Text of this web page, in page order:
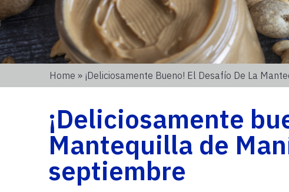
Home » ¡Deliciosamente Bueno! El Desafío De La
¡Deliciosamente
Mantequilla de
septiembre